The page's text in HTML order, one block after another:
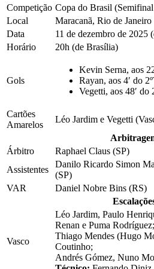
Competição Copa do Brasil
Local
Maracanã, Rio de Janeiro
Data
11 de dezembro de 2025
Horário
20h (de Brasília)
Gols
Kevin Serna, aos
Rayan, aos 4′ do
Vegetti, aos 48′ do
Cartões
Amarelos
Léo Jardim e Vegetti
Árbitro
Raphael Claus (SP)
Assistentes
Danilo Ricardo Simon
(SP)
VAR
Daniel Nobre Bins (RS)
Vasco
Léo Jardim, Paulo
Renan e Puma Rodríguez;
Thiago Mendes (Hugo
Coutinho;
Andrés Gómez, Nuno